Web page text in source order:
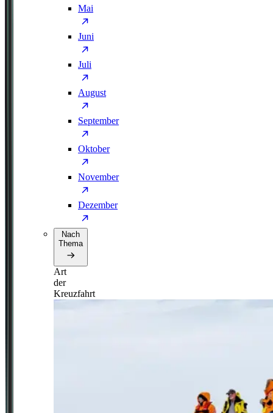
Mai
Juni
Juli
August
September
Oktober
November
Dezember
Nach
Thema
Art
der
Kreuzfahrt